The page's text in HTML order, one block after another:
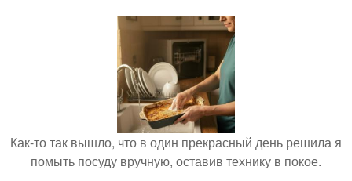
Как-то так вышло, что в один прекрасный день решила я
помыть посуду вручную, оставив технику в покое.